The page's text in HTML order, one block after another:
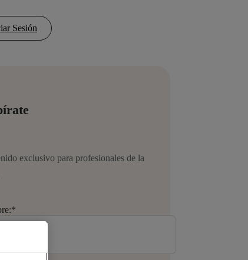
Sesión
exclusivo para profesionales de la
*